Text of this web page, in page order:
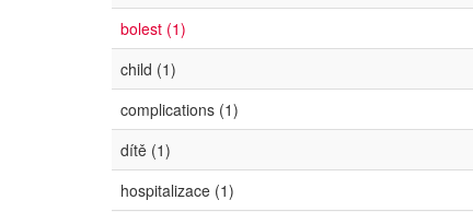
bolest (1)
child (1)
complications (1)
dítě (1)
hospitalizace (1)